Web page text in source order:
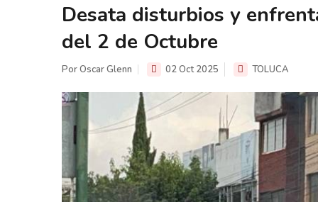
Desata disturbios y
del 2 de Octubre
Por Oscar Glenn 02 Oct 2025 TOLUCA